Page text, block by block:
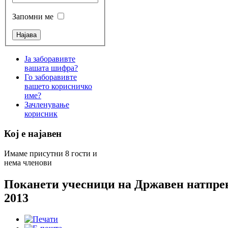
Запомни ме
Ја заборавивте
вашата шифра?
Го заборавивте
вашето корисничко
име?
Зачленување
корисник
Кој е најавен
Имаме присутни 8 гости и
нема членови
Поканети учесници на Државен
2013